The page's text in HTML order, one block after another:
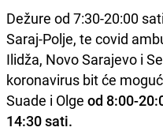
Dežure od 7:30-20:00
Saraj-Polje, te covid
Ilidža, Novo Sarajevo i
koronavirus bit će
Suade i Olge od 8:00-
14:30 sati.